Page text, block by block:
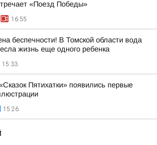
«Поезд Победы»
16:55
беспечности! В Томской области вода
жизнь еще одного ребенка
15:33
Пятихатки» появились первые
15:26